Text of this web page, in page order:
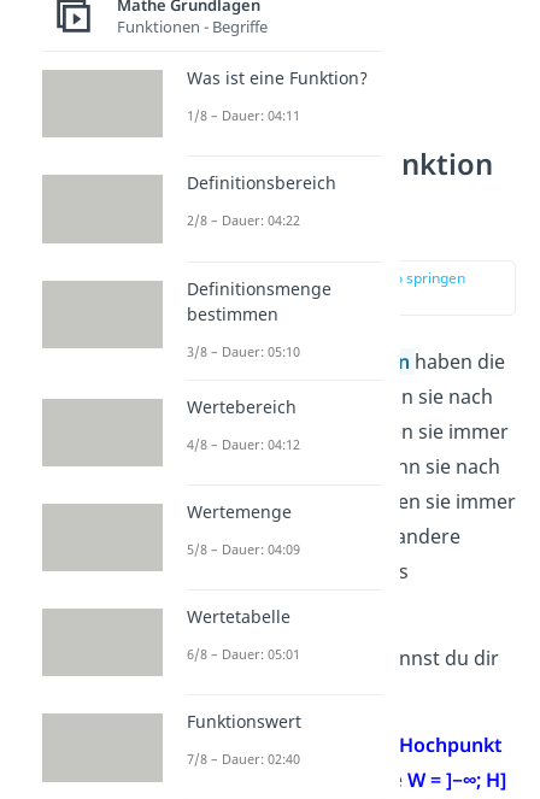
Quadratische Funktion
— Wertebereich
bestimmen
zur Stelle im Video springen
(01:58)
Quadratische Funktionen haben die
Form von
Parabeln
. Wenn sie nach
oben geöffnet sind, haben sie immer
. Und wenn sie nach
unten geöffnet sind, haben sie immer
. In die andere
Richtung gehen sie bis ins
Unendliche.
Für denWertebereich
kannst du dir
Hochpunkt
ist die Wertemenge W = ]−∞; H]
Funktionen - Begriffe
Was ist eine Funktion?
1/8 – Dauer: 04:11
Definitionsbereich
2/8 – Dauer: 04:22
Definitionsmenge
bestimmen
3/8 – Dauer: 05:10
Wertebereich
4/8 – Dauer: 04:12
Wertemenge
5/8 – Dauer: 04:09
Wertetabelle
6/8 – Dauer: 05:01
Funktionswert
7/8 – Dauer: 02:40